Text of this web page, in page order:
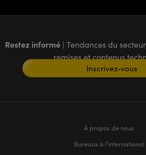
Restez informé | Tendances du
remises et contenus
Inscrivez-vous
À propos de nous
Bureaux à l’international